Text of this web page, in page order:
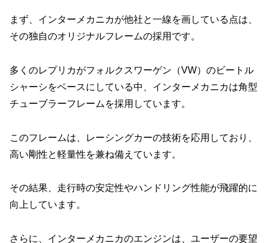
まず、インターメカニカが他社と一線を画している点は、
その独自のオリジナルフレームの採用です。
多くのレプリカがフォルクスワーゲン（VW）のビートル
シャーシをベースにしている中、インターメカニカは角型
チューブラーフレームを採用しています。
このフレームは、レーシングカーの技術を応用しており、
高い剛性と軽量性を兼ね備えています。
その結果、走行時の安定性やハンドリング性能が飛躍的に
向上しています。
さらに、インターメカニカのエンジンは、ユーザーの要望